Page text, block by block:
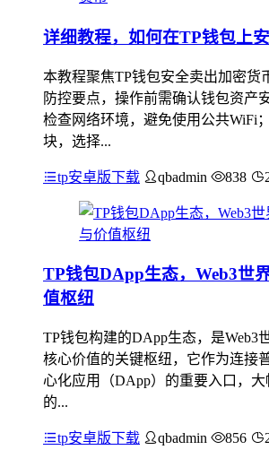
详细教程，如何在TP钱包上
本教程聚焦TP钱包安全卖出加密货
防控要点，操作前需确认钱包资产
检查网络环境，避免使用公共WiFi
块，选择...
tp安卓版下载 qbadmin 838
TP钱包DApp生态，Web3世
值枢纽
TP钱包构建的DApp生态，是Web3
核心价值的关键枢纽，它作为连接
心化应用（DApp）的重要入口，大
的...
tp安卓版下载 qbadmin 856